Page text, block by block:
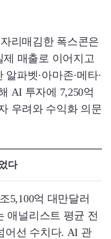
리매김한 폭스콘은
매출로 이어지고
파벳·아마존·메타·
AI 투자에 7,250억
우려와 수익화 의문
다
5,100억 대만달러
애널리스트 평균 전
어선 수치다. AI 관